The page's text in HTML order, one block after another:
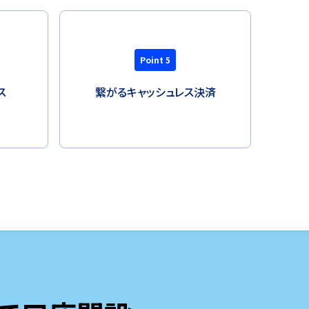
Point 5
繋がるキャッシュレス決済